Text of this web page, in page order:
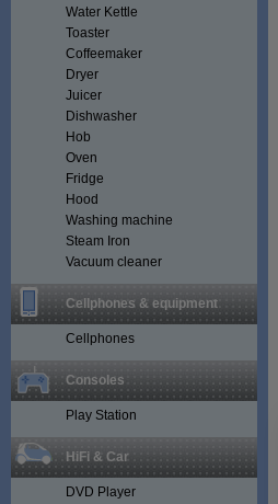
Water Kettle
Toaster
Coffeemaker
Dryer
Juicer
Dishwasher
Hob
Oven
Fridge
Hood
Washing machine
Steam Iron
Vacuum cleaner
Cellphones & equipment
Cellphones
Consoles
Play Station
HiFi & Car
DVD Player